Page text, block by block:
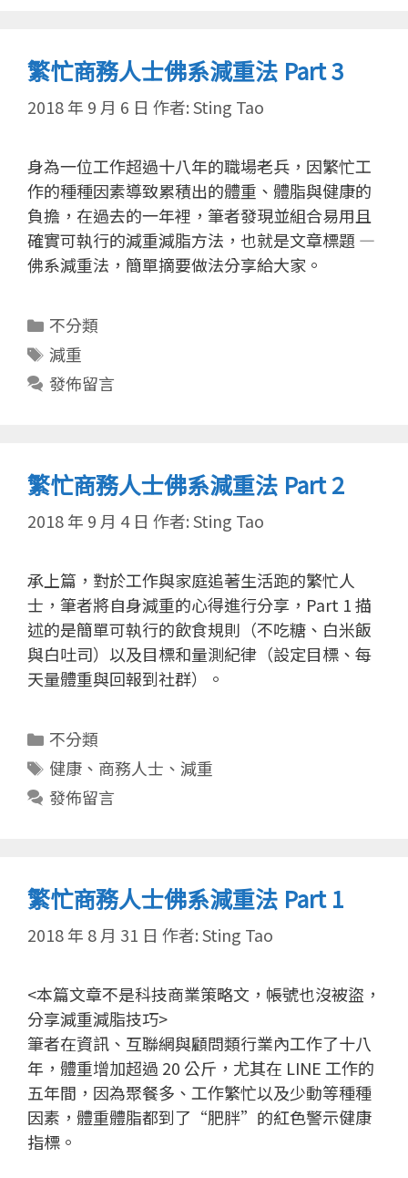
繁忙商務人士佛系減重法 Part 3
2018 年 9 月 6 日 作者:Sting Tao
身為一位工作超過十八年的職場老兵，因繁忙工
作的種種因素導致累積出的體重、體脂與健康的
負擔，在過去的一年裡，筆者發現並組合易用且
確實可執行的減重減脂方法，也就是文章標題 —
佛系減重法，簡單摘要做法分享給大家。
分
類
不分類
標
籤
減重
發佈留言
繁忙商務人士佛系減重法 Part 2
2018 年 9 月 4 日 作者:Sting Tao
承上篇，對於工作與家庭追著生活跑的繁忙人
士，筆者將自身減重的心得進行分享，Part 1 描
述的是簡單可執行的飲食規則（不吃糖、白米飯
與白吐司）以及目標和量測紀律（設定目標、每
天量體重與回報到社群）。
分
類
不分類
標
籤
健康、 商務人士 、 減重
發佈留言
繁忙商務人士佛系減重法 Part 1
2018 年 8 月 31 日 作者:Sting Tao
<本篇文章不是科技商業策略文，帳號也沒被盜，
分享減重減脂技巧>
筆者在資訊、互聯網與顧問類行業內工作了十八
年，體重增加超過 20 公斤，尤其在 LINE 工作的
五年間，因為聚餐多、工作繁忙以及少動等種種
因素，體重體脂都到了“肥胖”的紅色警示健康
指標。